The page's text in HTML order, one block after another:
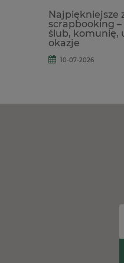
Najpiękniejsze
scrapbooking
ślub, komunię,
okazje
10-07-2026